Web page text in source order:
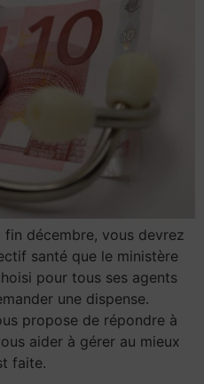
décembre, vous devrez
santé que le ministère
pour tous ses agents
une dispense.
propose de répondre à
aider à gérer au mieux
faite.